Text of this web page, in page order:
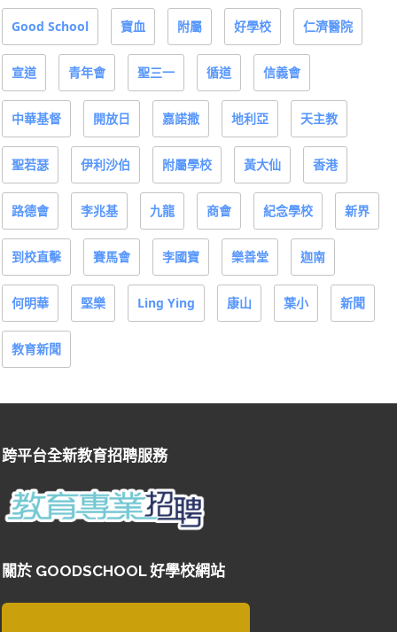
Good School 寶血 附屬 好學校 仁濟醫院
宣道 青年會 聖三一 循道 信義會
中華基督 開放日 嘉諾撒 地利亞 天主教
聖若瑟 伊利沙伯 附屬學校 黃大仙 香港
路德會 李兆基 九龍 商會 紀念學校 新界
到校直擊 賽馬會 李國寶 樂善堂 迦南
何明華 堅樂 Ling Ying 康山 葉小 新聞
教育新聞
跨平台全新教育招聘服務
關於 GOODSCHOOL 好學校網站